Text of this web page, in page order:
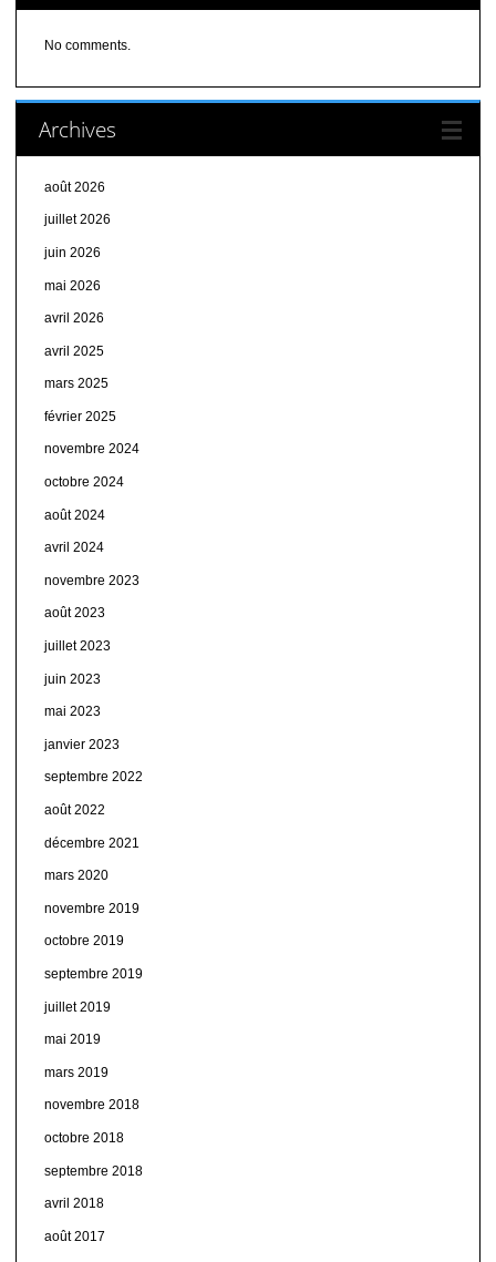
No comments.
Archives
août 2026
juillet 2026
juin 2026
mai 2026
avril 2026
avril 2025
mars 2025
février 2025
novembre 2024
octobre 2024
août 2024
avril 2024
novembre 2023
août 2023
juillet 2023
juin 2023
mai 2023
janvier 2023
septembre 2022
août 2022
décembre 2021
mars 2020
novembre 2019
octobre 2019
septembre 2019
juillet 2019
mai 2019
mars 2019
novembre 2018
octobre 2018
septembre 2018
avril 2018
août 2017